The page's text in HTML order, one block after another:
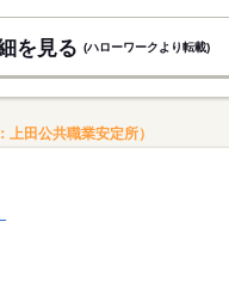
を見る (ハローワークより転載)
田公共職業安定所）